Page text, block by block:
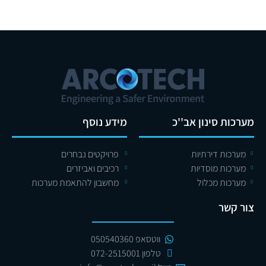
מערכות סינון אב''כ
מערכות דירתיות
מערכות מוסדיות
מערכות מכלול
מידע נוסף
פרויקטים נבחרים
רכיבים ואביזרים
מחשבון להתאמת מערכות
צור קשר
ווטסאפ 050540360
טלפון 072-2515001